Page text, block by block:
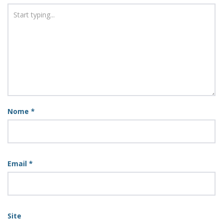
Nome *
Email *
Site